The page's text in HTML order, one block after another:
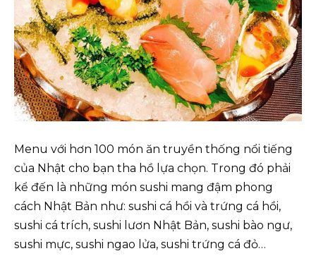
Menu với hơn 100 món ăn truyền thống nổi tiếng
của Nhật cho bạn tha hồ lựa chọn. Trong đó phải
kể đến là những món sushi mang đậm phong
cách Nhật Bản như: sushi cá hồi và trứng cá hồi,
sushi cá trích, sushi lươn Nhật Bản, sushi bào ngư,
sushi mực, sushi ngao lửa, sushi trứng cá đỏ…